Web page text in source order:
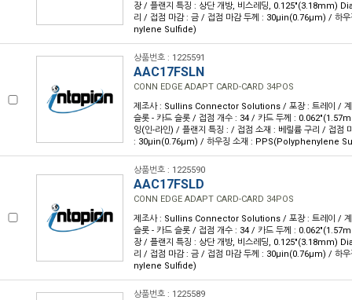
장 / 플랜지 특징 : 상단 개방, 비스레딩, 0.125"(3.18mm)
리 / 접점 마감 : 금 / 접점 마감 두께 : 30µin(0.76µm) / 하
nylene Sulfide)
상품번호 : 1225591
AAC17FSLN
CONN EDGE ADAPT CARD-CARD 34POS
제조사 : Sullins Connector Solutions / 포장 : 트레이 / 계
슬롯 - 카드 슬롯 / 접점 개수 : 34 / 카드 두께 :
잉(인-라인) / 플랜지 특징 : / 접점 소재 : 베릴륨 구리 / 접점
: 30µin(0.76µm) / 하우징 소재 : PPS(Polyphenylene
상품번호 : 1225590
AAC17FSLD
CONN EDGE ADAPT CARD-CARD 34POS
제조사 : Sullins Connector Solutions / 포장 : 트레이 / 계
슬롯 - 카드 슬롯 / 접점 개수 : 34 / 카드 두께 :
장 / 플랜지 특징 : 상단 개방, 비스레딩, 0.125"(3.18mm)
리 / 접점 마감 : 금 / 접점 마감 두께 : 30µin(0.76µm) / 하
nylene Sulfide)
상품번호 : 1225589